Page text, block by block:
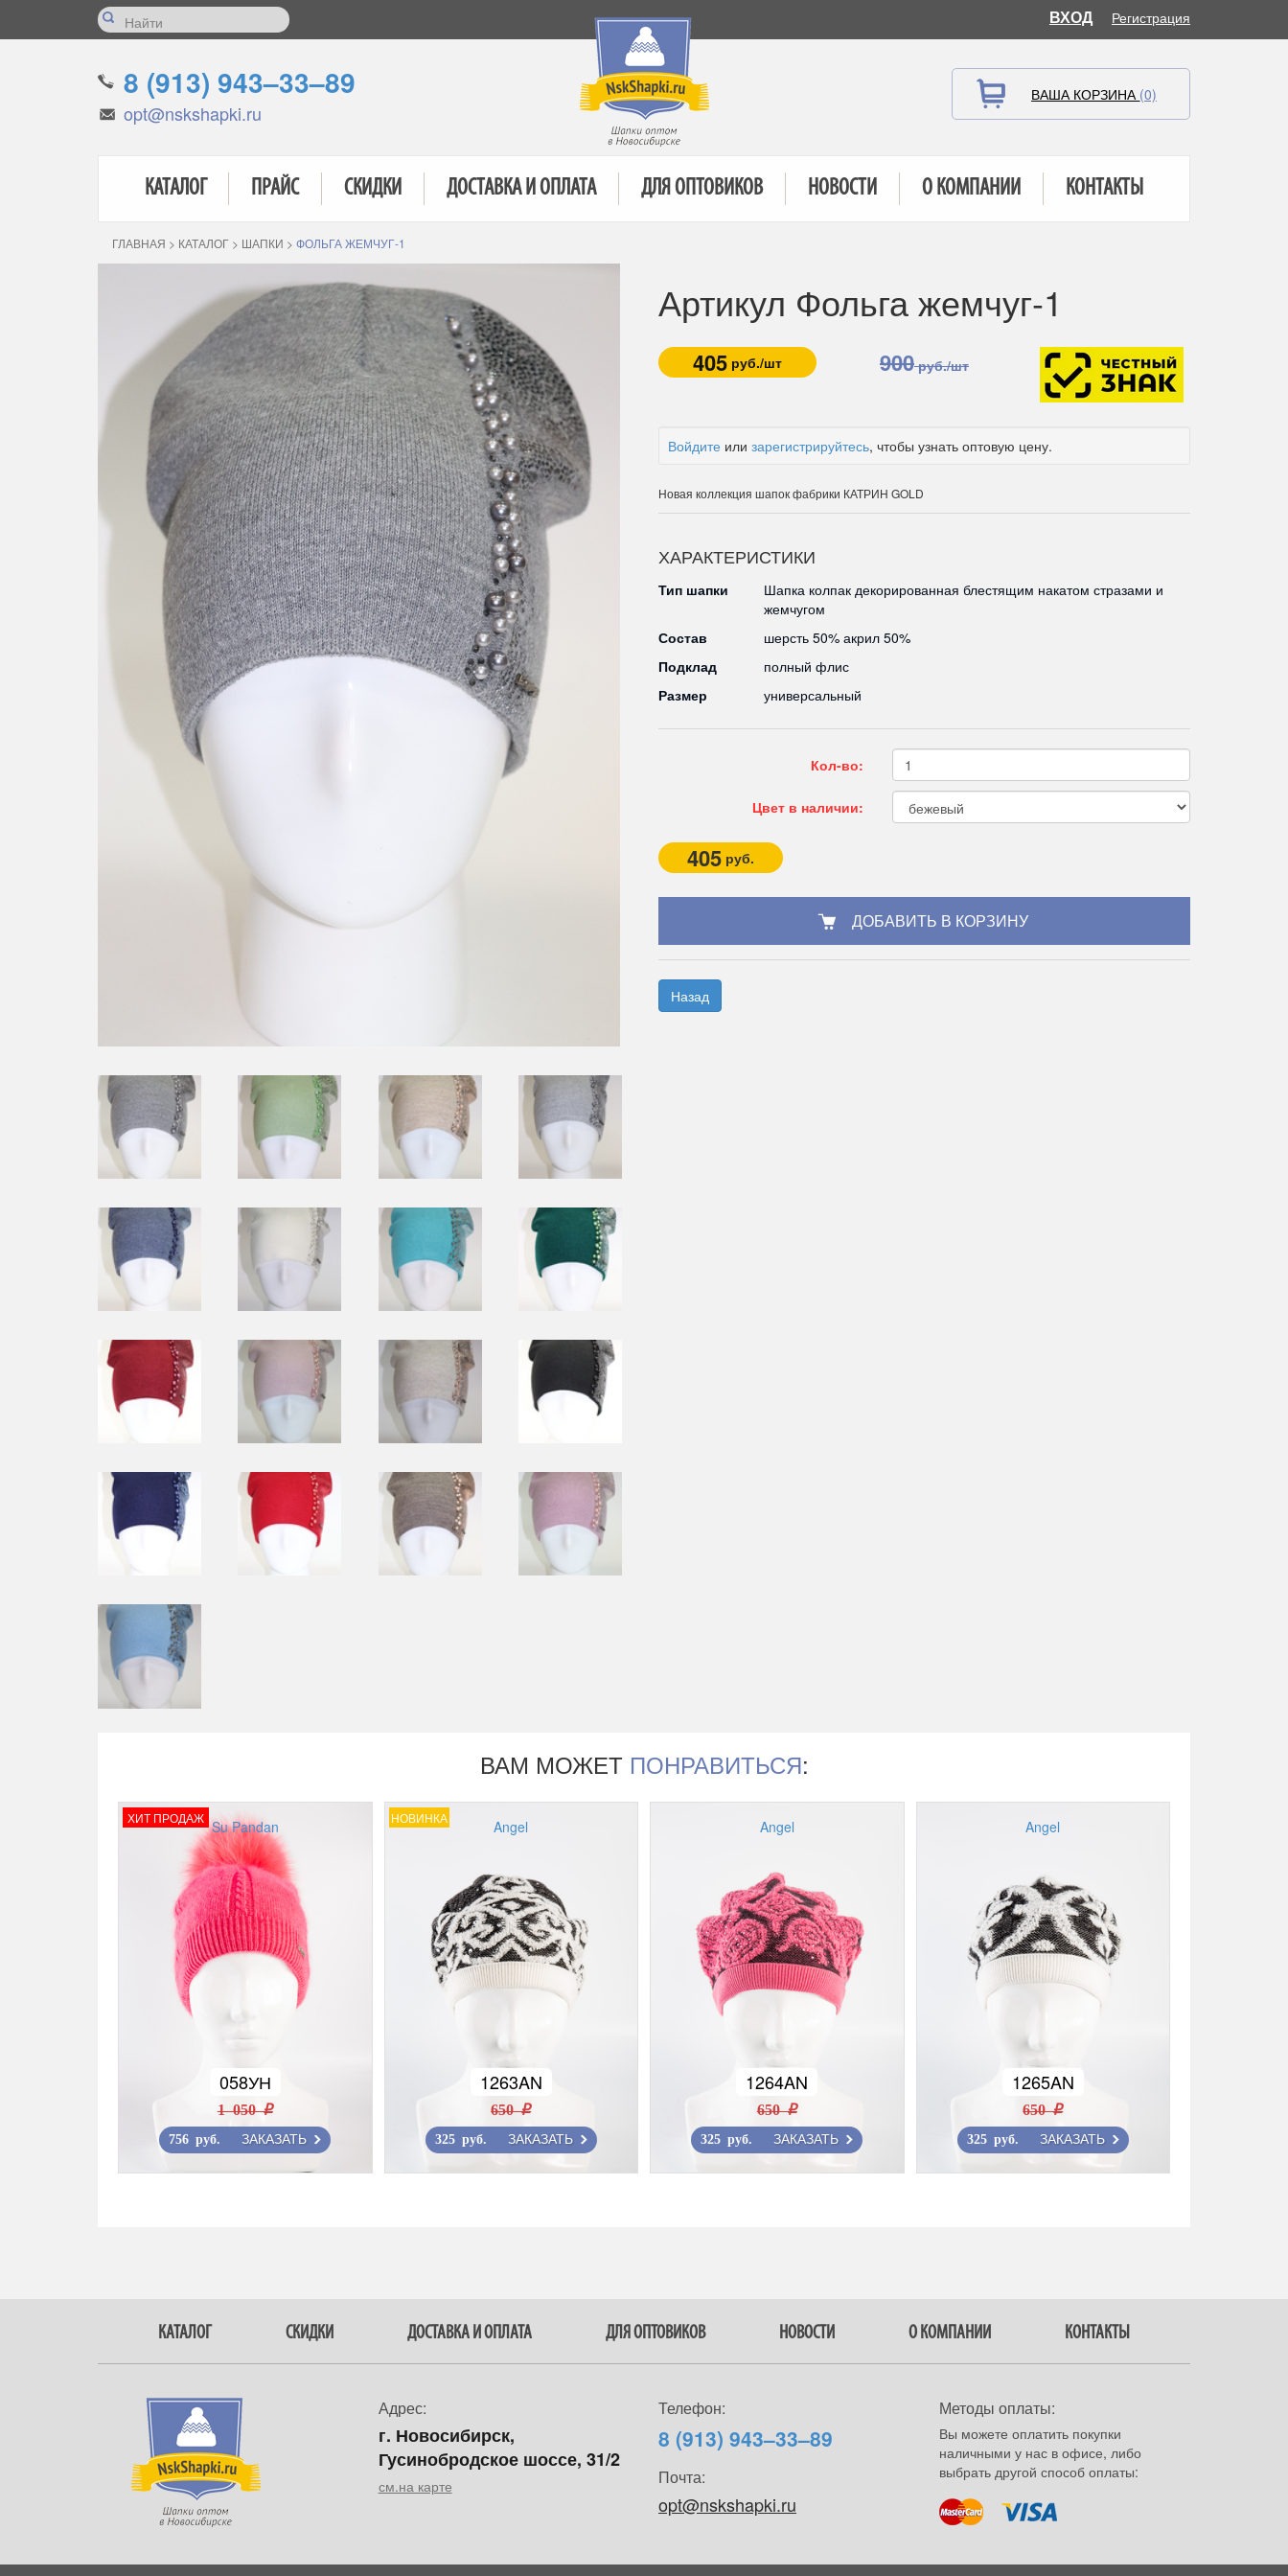
ВХОД Регистрация
8 (913) 943–33–89
opt@nskshapki.ru
ВАША КОРЗИНА (0)
КАТАЛОГ ПРАЙС СКИДКИ ДОСТАВКА И ОПЛАТА ДЛЯ ОПТОВИКОВ НОВОСТИ О КОМПАНИИ КОНТАКТЫ
ГЛАВНАЯ > КАТАЛОГ > ШАПКИ > ФОЛЬГА ЖЕМЧУГ-1
Артикул Фольга жемчуг-1
405 руб./шт 900руб./шт
Войдите или зарегистрируйтесь, чтобы узнать оптовую цену.
Новая коллекция шапок фабрики КАТРИН GOLD
ХАРАКТЕРИСТИКИ
Тип шапки
Шапка колпак декорированная блестящим накатом стразами и
жемчугом
Состав
шерсть 50% акрил 50%
Подклад
полный флис
Размер
универсальный
Кол-во:
Цвет в наличии:
405 руб.
Назад
ВАМ МОЖЕТ ПОНРАВИТЬСЯ:
ХИТ ПРОДАЖ Su Pandan
058УН
1 050 r
756 руб. ЗАКАЗАТЬ
НОВИНКА Angel
1263AN
650 r
325 руб. ЗАКАЗАТЬ
Angel
1264AN
650 r
325 руб. ЗАКАЗАТЬ
Angel
1265AN
650 r
325 руб. ЗАКАЗАТЬ
КАТАЛОГ СКИДКИ ДОСТАВКА И ОПЛАТА ДЛЯ ОПТОВИКОВ НОВОСТИ О КОМПАНИИ КОНТАКТЫ
Адрес:
г. Новосибирск,
Гусинобродское шоссе, 31/2
см.на карте
Телефон:
8 (913) 943–33–89
Почта:
opt@nskshapki.ru
Методы оплаты:
Вы можете оплатить покупки
наличными у нас в офисе, либо
выбрать другой способ оплаты: